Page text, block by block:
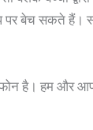
बेच सकते हैं।
है। हम और